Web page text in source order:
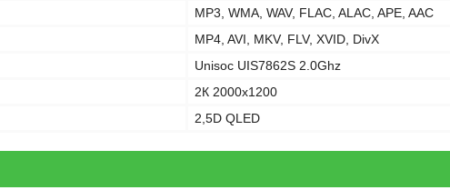
MP3, WMA, WAV, FLAC, ALAC, APE, AAC
MP4, AVI, MKV, FLV, XVID, DivX
Unisoc UIS7862S 2.0Ghz
2К 2000x1200
2,5D QLED